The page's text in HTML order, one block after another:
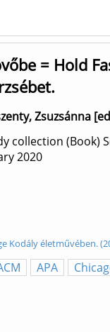
= Hold
Zsuzsánna
collection (Book)
2020
Kodály életművében.
APA